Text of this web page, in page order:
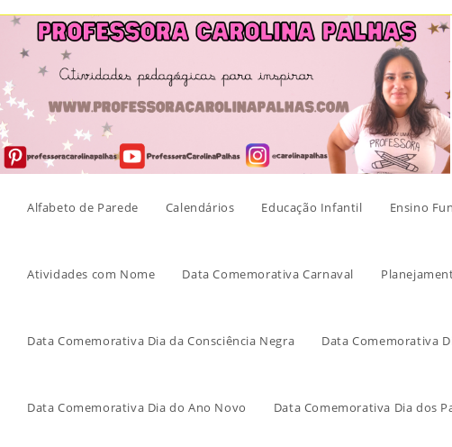
Skip
content
Alfabeto de Parede Calendários Educação Infantil Ensino
Atividades com Nome Data Comemorativa Carnaval
Data Comemorativa Dia da Consciência Negra Data Comemorativa
Data Comemorativa Dia do Ano Novo Data Comemorativa Dia dos